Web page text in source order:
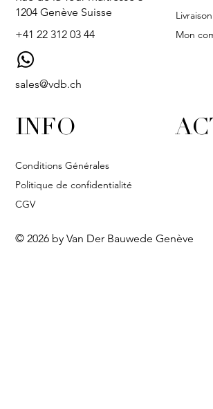
1204 Genève Suisse
+41 22 312 03 44
sales@vdb.ch
Mon
INFO
Conditions Générales
Politique de confidentialité
CGV
© 2026 by Van Der Bauwede Genève